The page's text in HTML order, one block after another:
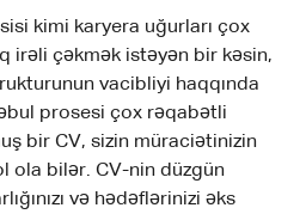
kimi karyera uğurları çox
irəli çəkmək istəyən bir kəsin,
vacibliyi haqqında
prosesi çox rəqabətli
bir CV, sizin müraciətinizin
ola bilər. CV-nin düzgün
və hədəflərinizi əks